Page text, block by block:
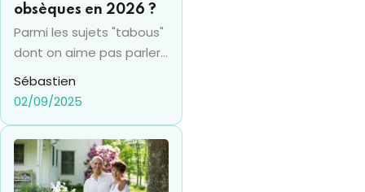
obsèques en 2026 ?
Parmi les sujets "tabous"
dont on aime pas parler
en famille, la question du
décès fait
indubitablement partie
verra plus tard", voici ce
qu'une grande partie des
Sébastien
02/09/2025